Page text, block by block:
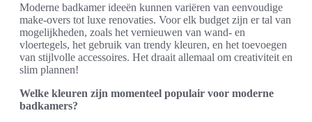
Moderne badkamer ideeën kunnen variëren van eenvoudige
make-overs tot luxe renovaties. Voor elk budget zijn er tal van
mogelijkheden, zoals het vernieuwen van wand- en
vloertegels, het gebruik van trendy kleuren, en het toevoegen
van stijlvolle accessoires. Het draait allemaal om creativiteit en
slim plannen!
Welke kleuren zijn momenteel populair voor moderne
badkamers?